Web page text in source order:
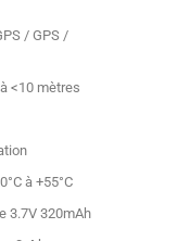
/ GPS /
<10 mètres
à +55°C
3.7V 320mAh